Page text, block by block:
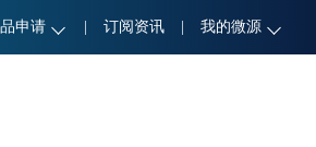
申请 订阅资讯 我的微源